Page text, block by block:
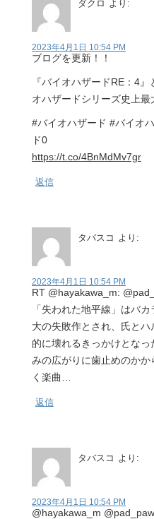
ダクロ より:
2023年4月1日 10:54 PM
ブログを更新！！
『バイオハザードRE：4
オハザードシリーズ史上最
#バイオハザード #バイオ
ド0
https://t.co/4BnMdMv7gr
返信
タバスコ より:
2023年4月1日 10:54 PM
RT @hayakawa_m:
「失われた地平線」はバ
大の失敗作とされ、氏と
的に壊れるきっかけとな
みの広がりに歯止めのか
く楽曲…
返信
タバスコ より:
2023年4月1日 10:54 PM
@hayakawa_m